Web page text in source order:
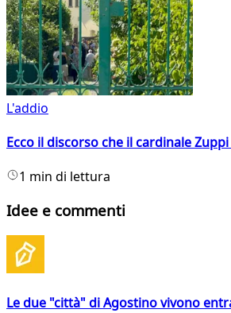
L'addio
Ecco il discorso che il cardinale
1 min di lettura
Idee e commenti
Le due "città" di Agostino vivono